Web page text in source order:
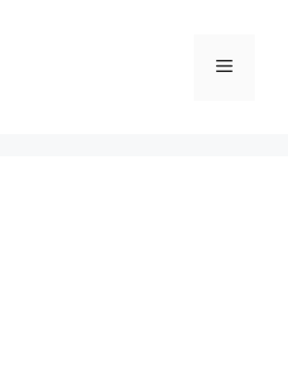
Меню